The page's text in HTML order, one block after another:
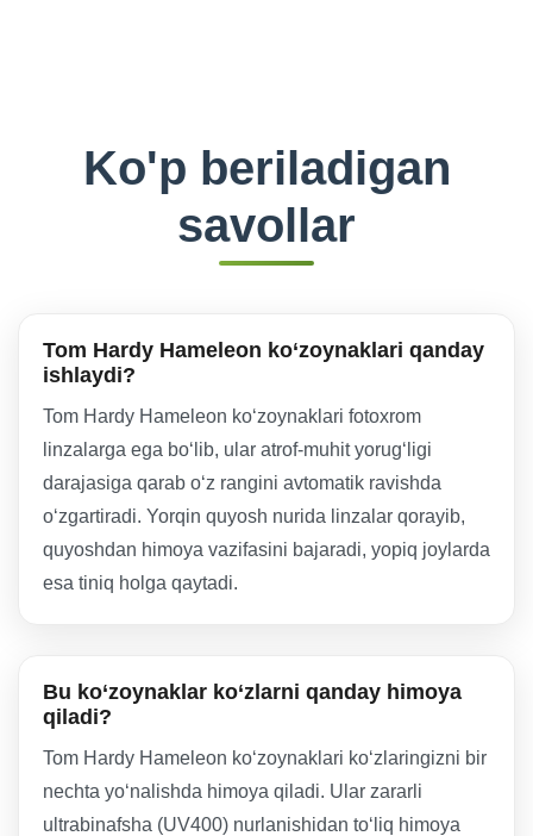
Ko'p beriladigan
savollar
Tom Hardy Hameleon ko‘zoynaklari qanday
ishlaydi?
Tom Hardy Hameleon ko‘zoynaklari fotoxrom
linzalarga ega bo‘lib, ular atrof-muhit yorug‘ligi
darajasiga qarab o‘z rangini avtomatik ravishda
o‘zgartiradi. Yorqin quyosh nurida linzalar qorayib,
quyoshdan himoya vazifasini bajaradi, yopiq joylarda
esa tiniq holga qaytadi.
Bu ko‘zoynaklar ko‘zlarni qanday himoya
qiladi?
Tom Hardy Hameleon ko‘zoynaklari ko‘zlaringizni bir
nechta yo‘nalishda himoya qiladi. Ular zararli
ultrabinafsha (UV400) nurlanishidan to‘liq himoya